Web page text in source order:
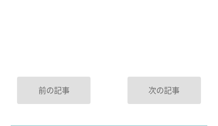
前の記事 次の記事